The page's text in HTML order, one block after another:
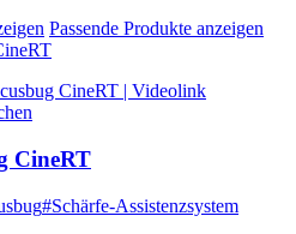
Passende Produkte anzeigen
CineRT
#Schärfe-Assistenzsystem